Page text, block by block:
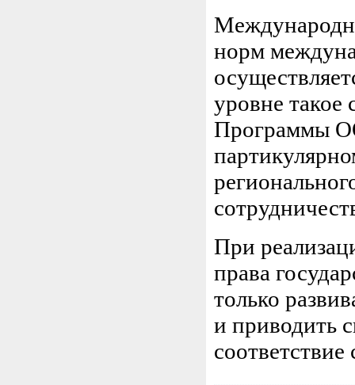
норм
уровне такое
Программы
При
права
только
и приводить